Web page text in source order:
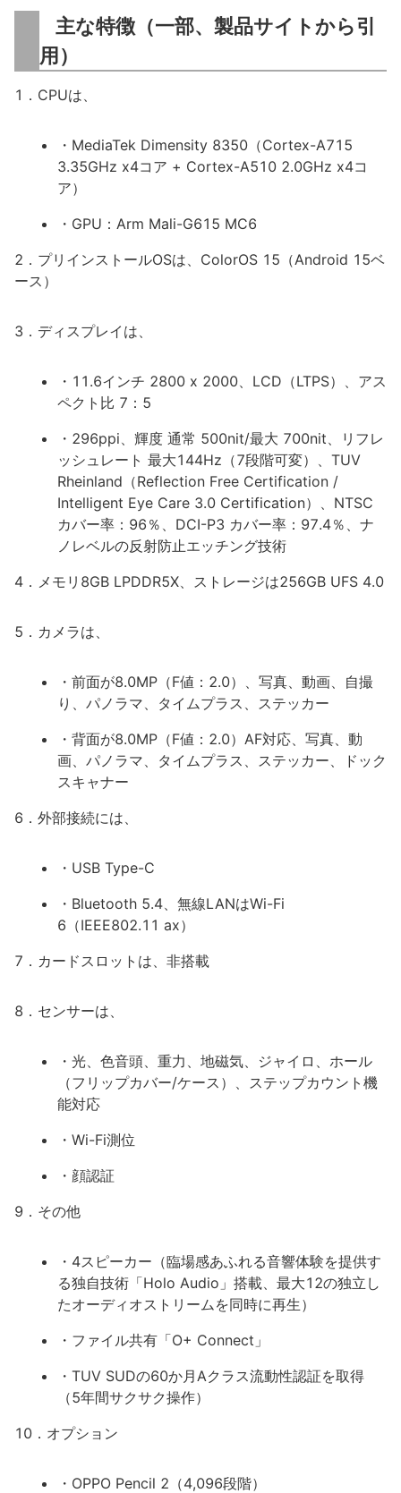
主な特徴（一部、製品サイトから引
用）
1．CPUは、
・MediaTek Dimensity 8350（Cortex-A715
3.35GHz x4コア + Cortex-A510 2.0GHz x4コ
ア）
・GPU：Arm Mali-G615 MC6
2．プリインストールOSは、ColorOS 15（Android 15ベ
ース）
3．ディスプレイは、
・11.6インチ 2800 x 2000、LCD（LTPS）、アス
ペクト比 7：5
・296ppi、輝度 通常 500nit/最大 700nit、リフレ
ッシュレート 最大144Hz（7段階可変）、TUV
Rheinland（Reflection Free Certification /
Intelligent Eye Care 3.0 Certification）、NTSC
カバー率：96％、DCI-P3 カバー率：97.4％、ナ
ノレベルの反射防止エッチング技術
4．メモリ8GB LPDDR5X、ストレージは256GB UFS 4.0
5．カメラは、
・前面が8.0MP（F値：2.0）、写真、動画、自撮
り、パノラマ、タイムプラス、ステッカー
・背面が8.0MP（F値：2.0）AF対応、写真、動
画、パノラマ、タイムプラス、ステッカー、ドック
スキャナー
6．外部接続には、
・USB Type-C
・Bluetooth 5.4、無線LANはWi-Fi
6（IEEE802.11 ax）
7．カードスロットは、非搭載
8．センサーは、
・光、色音頭、重力、地磁気、ジャイロ、ホール
（フリップカバー/ケース）、ステップカウント機
能対応
・Wi-Fi測位
・顔認証
9．その他
・4スピーカー（臨場感あふれる音響体験を提供す
る独自技術「Holo Audio」搭載、最大12の独立し
たオーディオストリームを同時に再生）
・ファイル共有「O+ Connect」
・TUV SUDの60か月Aクラス流動性認証を取得
（5年間サクサク操作）
10．オプション
・OPPO Pencil 2（4,096段階）